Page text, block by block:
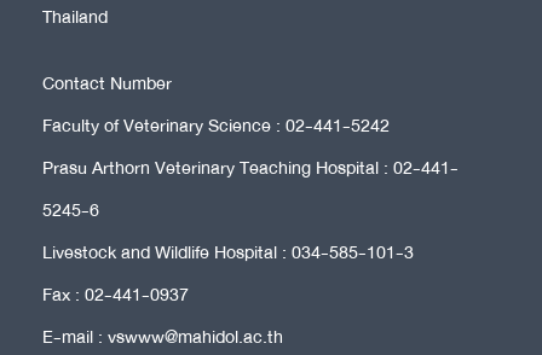
Thailand
Contact Number
Faculty of Veterinary Science : 02-441-5242
Prasu Arthorn Veterinary Teaching Hospital : 02-441-
5245-6
Livestock and Wildlife Hospital : 034-585-101-3
Fax : 02-441-0937
E-mail : vswww@mahidol.ac.th